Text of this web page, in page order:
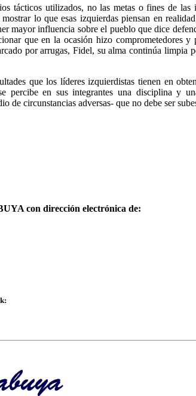
tácticos utilizados, no las metas o fines de las
lo que esas izquierdas piensan en
mayor influencia sobre el pueblo que dice
que en la ocasión hizo comprometedores y
por arrugas, Fidel, su alma continúa limpia
que los líderes izquierdistas tienen en
percibe en sus integrantes una disciplina y
de circunstancias adversas- que no debe ser
con dirección electrónica de: